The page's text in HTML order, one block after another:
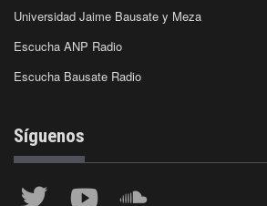
Universidad Jaime Bausate y Meza
Escucha ANP Radio
Escucha Bausate Radio
Síguenos